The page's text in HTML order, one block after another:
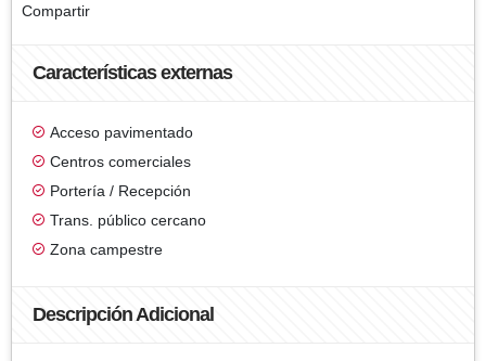
Compartir
Características externas
Acceso pavimentado
Centros comerciales
Portería / Recepción
Trans. público cercano
Zona campestre
Descripción Adicional